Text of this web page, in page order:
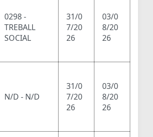
0298 -
TREBALL
SOCIAL
31/0
7/20
26
03/0
8/20
26
N/D - N/D
31/0
7/20
26
03/0
8/20
26